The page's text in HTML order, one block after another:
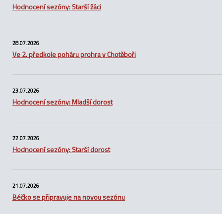
Hodnocení sezóny: Starší žáci
28.07.2026
Ve 2. předkole poháru prohra v Chotěboři
23.07.2026
Hodnocení sezóny: Mladší dorost
22.07.2026
Hodnocení sezóny: Starší dorost
21.07.2026
Béčko se připravuje na novou sezónu